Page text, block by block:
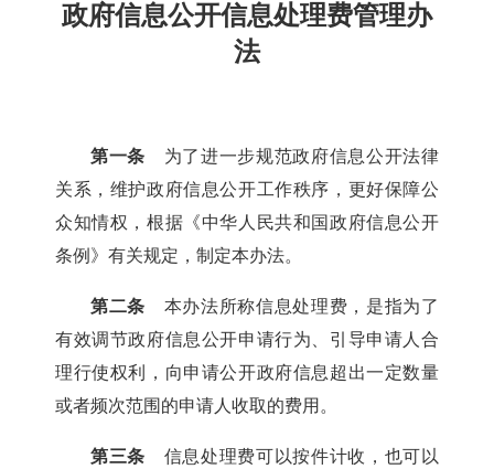
政府信息公开信息处理费管理办
法
第一条 为了进一步规范政府信息公开法律
关系，维护政府信息公开工作秩序，更好保障公
众知情权，根据《中华人民共和国政府信息公开
条例》有关规定，制定本办法。
第二条 本办法所称信息处理费，是指为了
有效调节政府信息公开申请行为、引导申请人合
理行使权利，向申请公开政府信息超出一定数量
或者频次范围的申请人收取的费用。
第三条 信息处理费可以按件计收，也可以